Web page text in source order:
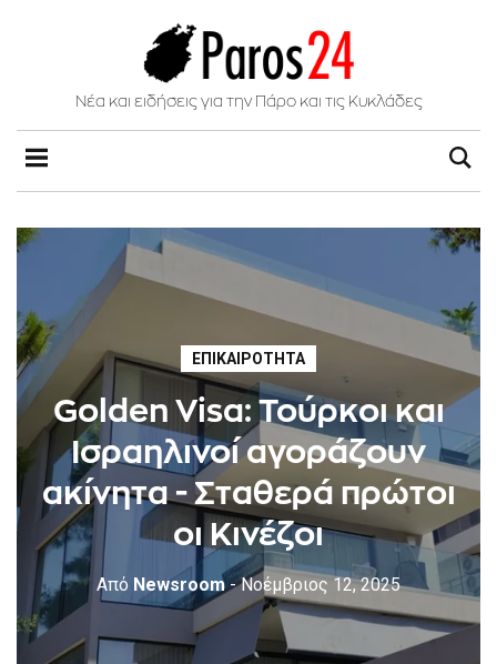
Νέα και ειδήσεις για την Πάρο και τις Κυκλάδες
ΕΠΙΚΑΙΡΌΤΗΤΑ
Golden Visa: Τούρκοι και
Ισραηλινοί αγοράζουν
ακίνητα - Σταθερά πρώτοι
οι Κινέζοι
Από Newsroom - Νοέμβριος 12, 2025